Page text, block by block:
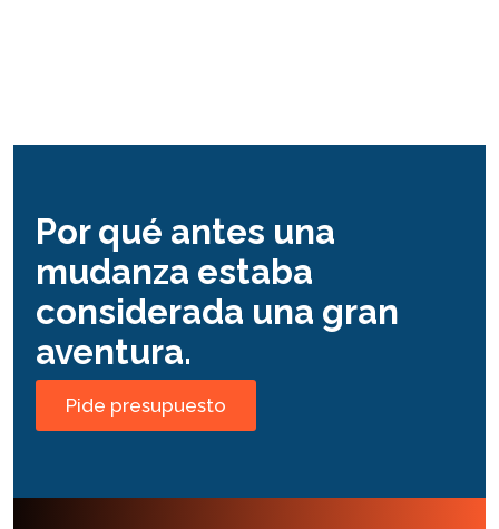
Por qué antes una
mudanza estaba
considerada una gran
aventura.
Pide presupuesto